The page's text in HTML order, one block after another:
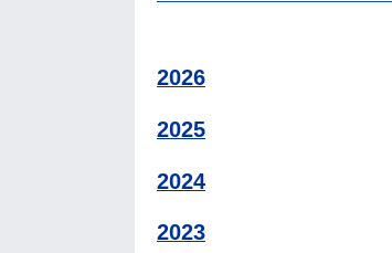
2026
2025
2024
2023